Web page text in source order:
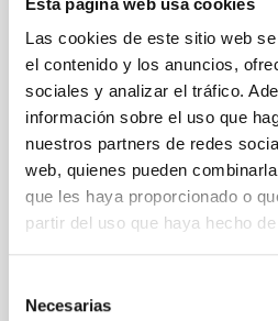
Las cookies de este sitio web
el contenido y los anuncios,
sociales y analizar el tráfico.
información sobre el uso que
nuestros partners de redes
web, quienes pueden
que les haya proporcionado o
partir del uso que haya hecho
Necesarias
Próxima Generación
El proyecto Telescopio Solar
un paso decisivo hacia su
establecimiento del Consejo
Gubernamentales (BGR),
compromiso formal a nivel
proyecto insignia europeo en
Hasta ahora, EST ha sido
científico de universidades e
investigación de toda Europa.
transforma EST en una
institucional al proyecto y a la